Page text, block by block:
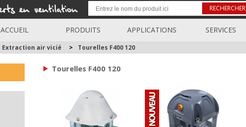
RECHERCHER
ACCUEIL PRODUITS APPLICATIONS SERVICES
Extraction air vicié > Tourelles F400 120
Tourelles F400 120